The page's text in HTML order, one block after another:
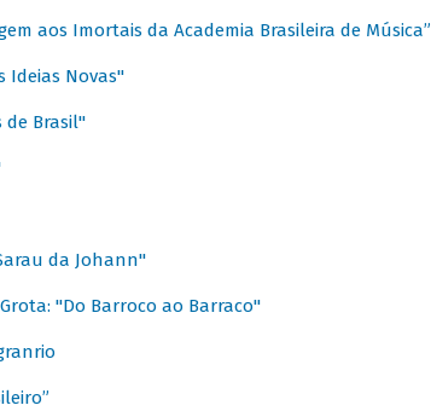
aos Imortais da Academia Brasileira de Música”
Ideias Novas"
de Brasil"
da Johann"
"Do Barroco ao Barraco"